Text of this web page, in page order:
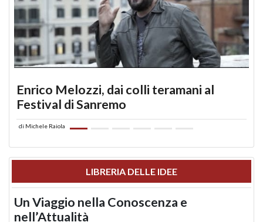
Enrico Melozzi, dai colli teramani al
Festival di Sanremo
di Michele Raiola
LIBRERIA DELLE IDEE
Un Viaggio nella Conoscenza e
nell’Attualità